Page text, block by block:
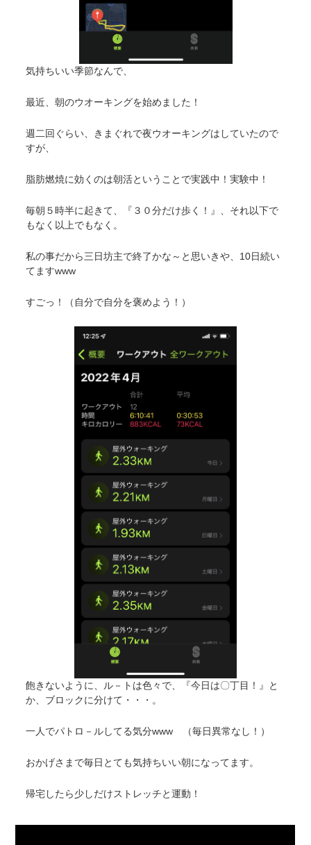
気持ちいい季節なんで、
最近、朝のウオーキングを始めました！
週二回ぐらい、きまぐれで夜ウオーキングはしていたので
すが、
脂肪燃焼に効くのは朝活ということで実践中！実験中！
毎朝５時半に起きて、『３０分だけ歩く！』、それ以下で
もなく以上でもなく。
私の事だから三日坊主で終了かな～と思いきや、10日続い
てますwww
すごっ！（自分で自分を褒めよう！）
飽きないように、ル－トは色々で、『今日は〇丁目！』と
か、ブロックに分けて・・・。
一人でパトロ－ルしてる気分www （毎日異常なし！）
おかげさまで毎日とても気持ちいい朝になってます。
帰宅したら少しだけストレッチと運動！